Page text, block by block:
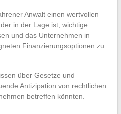
Anwalt einen wertvollen
in der Lage ist, wichtige
und das Unternehmen in
Finanzierungsoptionen zu
über Gesetze und
Antizipation von rechtlichen
betreffen könnten.